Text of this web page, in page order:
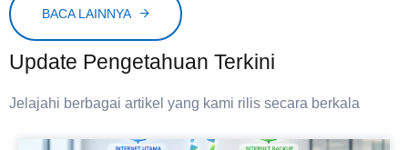
BACA LAINNYA
Update Pengetahuan Terkini
Jelajahi berbagai artikel yang kami rilis secara berkala